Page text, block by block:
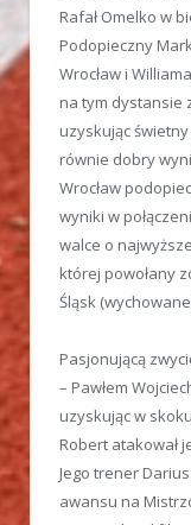
Rafał Omelko w
Podopieczny
Wrocław i
na tym dystansie
uzyskując
równie dobry
Wrocław
wyniki w
walce o
której powołany
Śląsk
Pasjonującą
– Pawłem
uzyskując w
Robert atakował
Jego trener
awansu na